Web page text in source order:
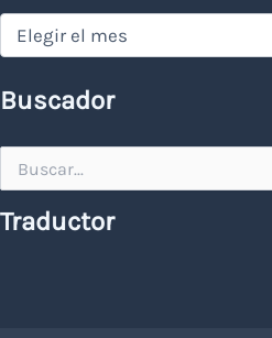
Hemeroteca
Buscador
por:
Traductor